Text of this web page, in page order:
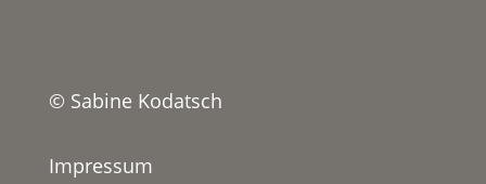
© Sabine Kodatsch
Impressum